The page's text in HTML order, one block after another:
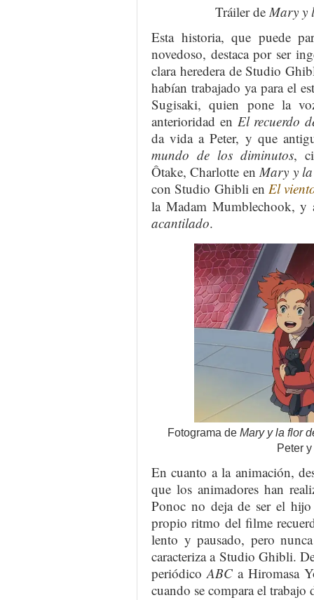
Tráiler deMary y
Esta historia, que puede
novedoso, destaca por ser
clara heredera de Studio
habían trabajado ya para el
Sugisaki, quien pone la
anterioridad en El recuerdo
da vida a Peter, y que
mundo de los diminutos,
Ôtake, Charlotte enMary y
con Studio Ghibli en El
la Madam Mumblechook, y
acantilado.
Fotograma de Mary y la flor
Peter
En cuanto a la animación,
que los animadores han
Ponoc no deja de ser el
propio ritmo del filme
lento y pausado, pero
caracteriza a Studio Ghibli.
periódicoABC a Hiromasa
cuando se compara el